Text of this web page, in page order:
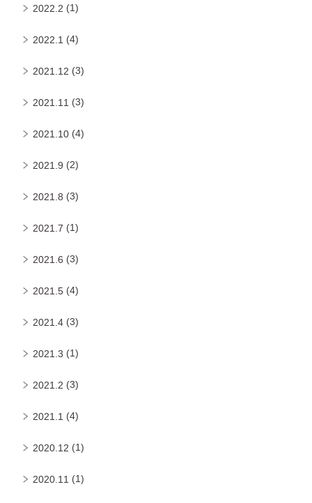
2022.2 (1)
2022.1 (4)
2021.12 (3)
2021.11 (3)
2021.10 (4)
2021.9 (2)
2021.8 (3)
2021.7 (1)
2021.6 (3)
2021.5 (4)
2021.4 (3)
2021.3 (1)
2021.2 (3)
2021.1 (4)
2020.12 (1)
2020.11 (1)